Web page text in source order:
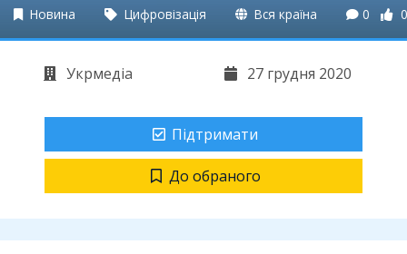
Новина Цифровізація Вся країна 0 0
Укрмедіа 27 грудня 2020
Підтримати
До обраного